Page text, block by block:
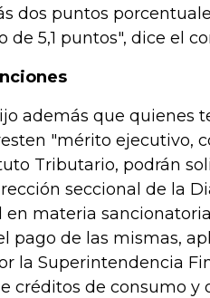
dos puntos
de 5,1 puntos", dice el
además que quienes
"mérito ejecutivo,
Tributario, podrán
seccional de la
materia
pago de las mismas,
la Superintendencia
créditos de consumo y